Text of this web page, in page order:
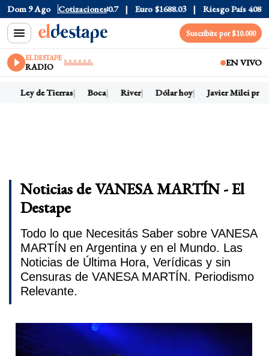
Dom 9 Ago Cotizaciones
$1525 Dólar CCL $1580.7 Euro $1688.03 Riesgo País 408
Suscribite por $10.000
EL DESTAPE
RADIO EN VIVO
Ley de Tierras Boca River Dólar hoy Javier Milei
Noticias de VANESA MARTÍN - El
Destape
Todo lo que Necesitás Saber sobre VANESA
MARTÍN en Argentina y en el Mundo. Las
Noticias de Última Hora, Verídicas y sin
Censuras de VANESA MARTÍN. Periodismo
Relevante.